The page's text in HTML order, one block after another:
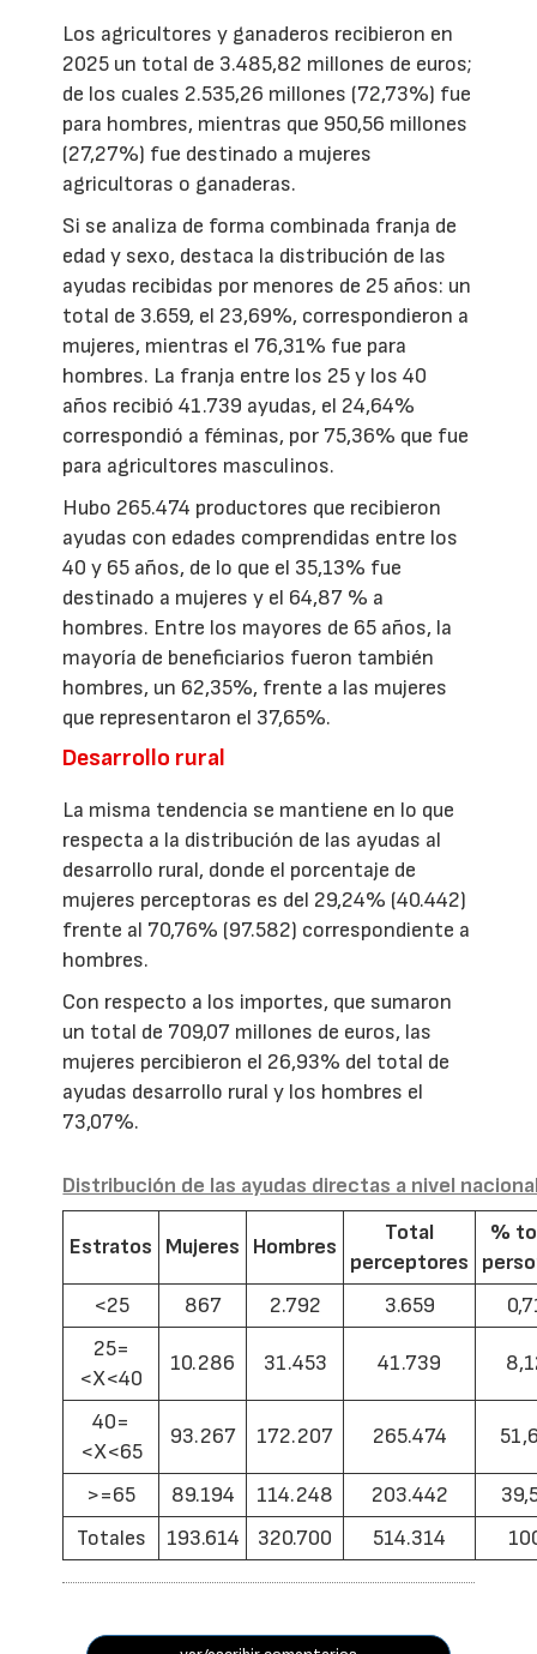
Los agricultores y ganaderos recibieron en
2025 un total de 3.485,82 millones de euros;
de los cuales 2.535,26 millones (72,73%) fue
para hombres, mientras que 950,56 millones
(27,27%) fue destinado a mujeres
agricultoras o ganaderas.
Si se analiza de forma combinada franja de
edad y sexo, destaca la distribución de las
ayudas recibidas por menores de 25 años: un
total de 3.659, el 23,69%, correspondieron a
mujeres, mientras el 76,31% fue para
hombres. La franja entre los 25 y los 40
años recibió 41.739 ayudas, el 24,64%
correspondió a féminas, por 75,36% que fue
para agricultores masculinos.
Hubo 265.474 productores que recibieron
ayudas con edades comprendidas entre los
40 y 65 años, de lo que el 35,13% fue
destinado a mujeres y el 64,87 % a
hombres. Entre los mayores de 65 años, la
mayoría de beneficiarios fueron también
hombres, un 62,35%, frente a las mujeres
que representaron el 37,65%.
Desarrollo rural
La misma tendencia se mantiene en lo que
respecta a la distribución de las ayudas al
desarrollo rural, donde el porcentaje de
mujeres perceptoras es del 29,24% (40.442)
frente al 70,76% (97.582) correspondiente a
hombres.
Con respecto a los importes, que sumaron
un total de 709,07 millones de euros, las
mujeres percibieron el 26,93% del total de
ayudas desarrollo rural y los hombres el
73,07%.
Distribución de las ayudas directas a nivel
Estratos Mujeres Hombres
Total
perceptores
%
<25
867 2.792 3.659
25=
<X<40
10.286 31.453 41.739
40=
<X<65
93.267 172.207 265.474
>=65 89.194 114.248 203.442
Totales
193.614 320.700 514.314